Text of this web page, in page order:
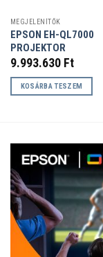
MEGJELENÍTŐK
EPSON EH-QL7000
PROJEKTOR
9.993.630 Ft
KOSÁRBA TESZEM